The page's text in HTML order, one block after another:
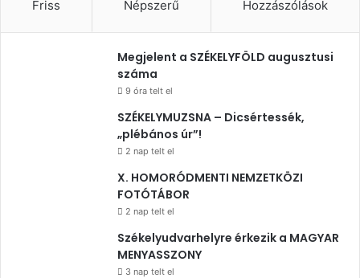
Friss Népszerű Hozzászólások
Megjelent a SZÉKELYFÖLD augusztusi
száma
9 óra telt el
SZÉKELYMUZSNA – Dicsértessék,
„plébános úr”!
2 nap telt el
X. HOMORÓDMENTI NEMZETKÖZI
FOTÓTÁBOR
2 nap telt el
Székelyudvarhelyre érkezik a MAGYAR
MENYASSZONY
3 nap telt el